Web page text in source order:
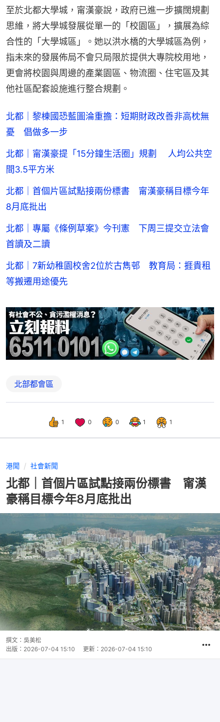
至於北都大學城，甯漢豪說，政府已進一步擴闊規劃
思維，將大學城發展從單一的「校園區」，擴展為綜
合性的「大學城區」。她以洪水橋的大學城區為例，
指未來的發展佈局不會只局限於提供大專院校用地，
更會將校園與周邊的產業園區、物流圈、住宅區及其
他社區配套設施進行整合規劃。
北都｜黎棟國恐藍圖淪重擔：短期財政改善非高枕無
憂 倡做多一步
北都｜甯漢豪提「15分鐘生活圈」規劃 人均公共空
間3.5平方米
北都｜首個片區試點接兩份標書 甯漢豪稱目標今年
8月底批出
北都｜專屬《條例草案》今刊憲 下周三提交立法會
首讀及二讀
北都｜7新幼稚園校舍2位於古雋邨 教育局：捱貴租
等搬遷用途優先
北部都會區
1 0 0 1 1
港聞 社會新聞
北都｜首個片區試點接兩份標書 甯漢
豪稱目標今年8月底批出
撰文： 吳美松
出版： 2026-07-04 15:10 更新： 2026-07-04 15:10